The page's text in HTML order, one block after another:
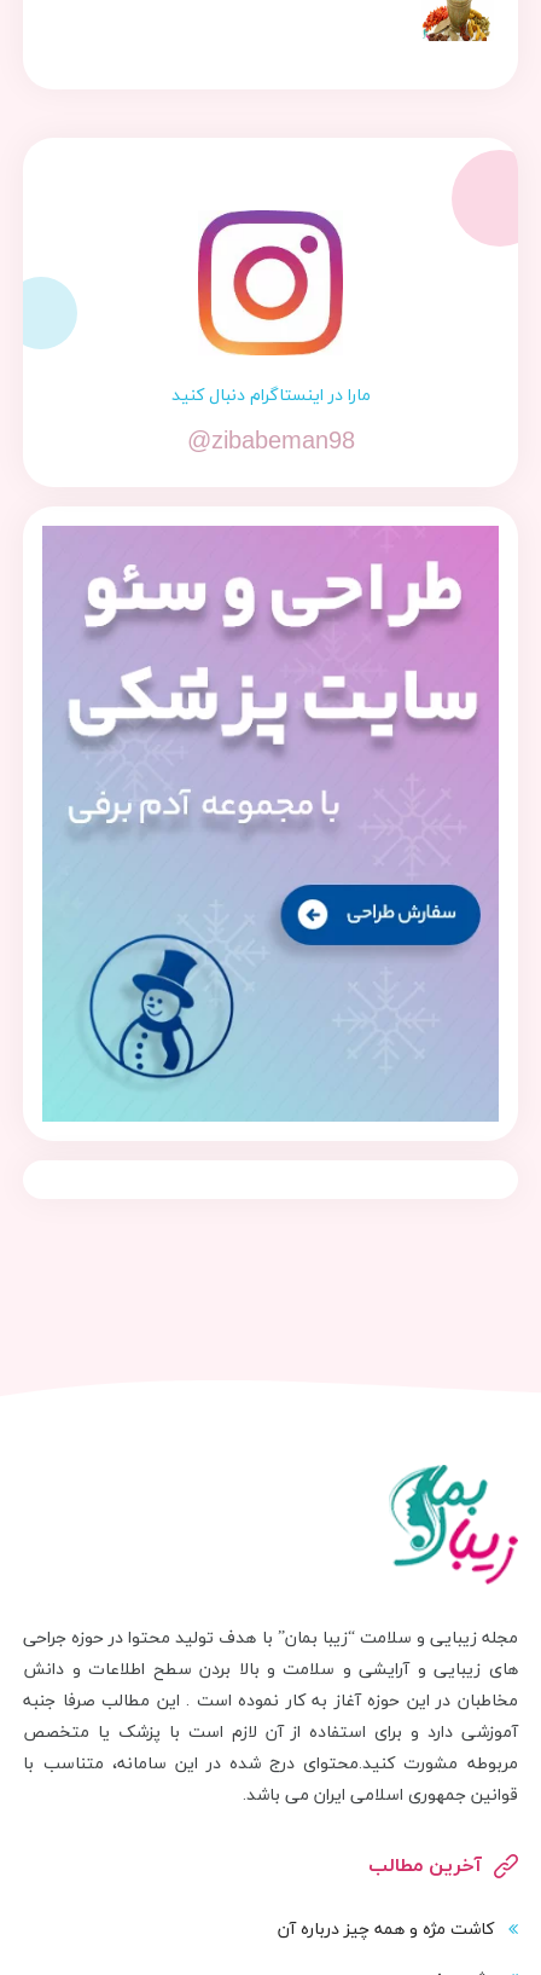
مارا در اینستاگرام دنبال کنید
@zibabeman98
مجله زیبایی و سلامت “زیبا بمان” با هدف تولید محتوا در حوزه جراحی
های زیبایی و آرایشی و سلامت و بالا بردن سطح اطلاعات و دانش
مخاطبان در این حوزه آغاز به کار نموده است . این مطالب صرفا جنبه
آموزشی دارد و برای استفاده از آن لازم است با پزشک یا متخصص
مربوطه مشورت کنید.محتوای درج شده در این سامانه، متناسب با
قوانین جمهوری اسلامی ایران می باشد.
آخرین مطالب
کاشت مژه و همه چیز درباره آن